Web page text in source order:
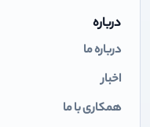
درباره
درباره ما
اخبار
همکاری با ما